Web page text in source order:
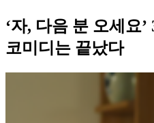
‘자, 다음 분 오세요
코미디는 끝났다